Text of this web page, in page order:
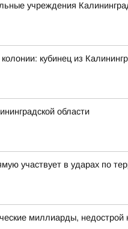
учреждения
кубинец из
области
участвует в ударах по
миллиарды, недострой